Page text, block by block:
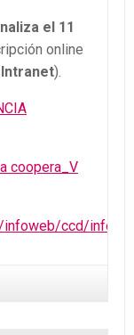
el 11
online
Intranet).
coopera_V
ccd/info/